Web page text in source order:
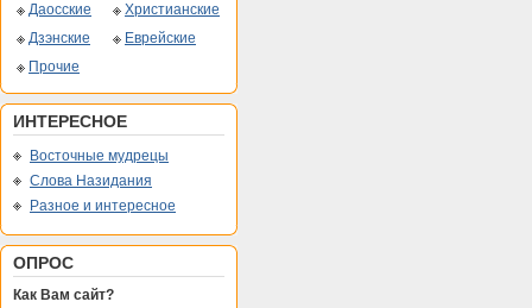
Даосские
Христианские
Дзэнские
Еврейские
Прочие
ИНТЕРЕСНОЕ
Восточные мудрецы
Слова Назидания
Разное и интересное
ОПРОС
Как Вам сайт?